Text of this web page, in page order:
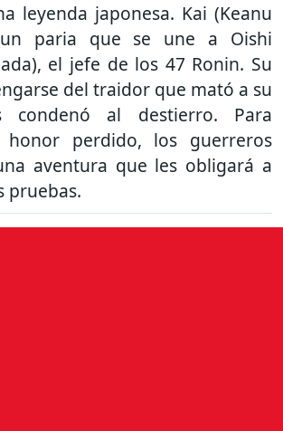
leyenda japonesa. Kai (Keanu
un paria que se une a Oishi
el jefe de los 47 Ronin. Su
del traidor que mató a su
al destierro. Para
honor perdido, los guerreros
aventura que les obligará a
pruebas.